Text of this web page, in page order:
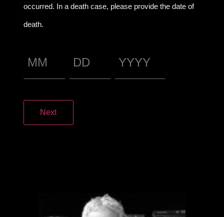
occurred. In a death case, please provide the date of
death.